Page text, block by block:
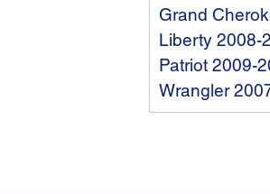
Grand
Liberty 2008-
Patriot 2009-
Wrangler